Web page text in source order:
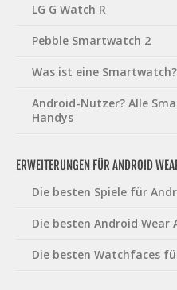
LG G Watch R
Pebble Smartwatch 2
Was ist eine Smartwatch?
Android-Nutzer? Alle
Handys
ERWEITERUNGEN FÜR ANDROID
Die besten Spiele für
Die besten Android Wear
Die besten Watchfaces